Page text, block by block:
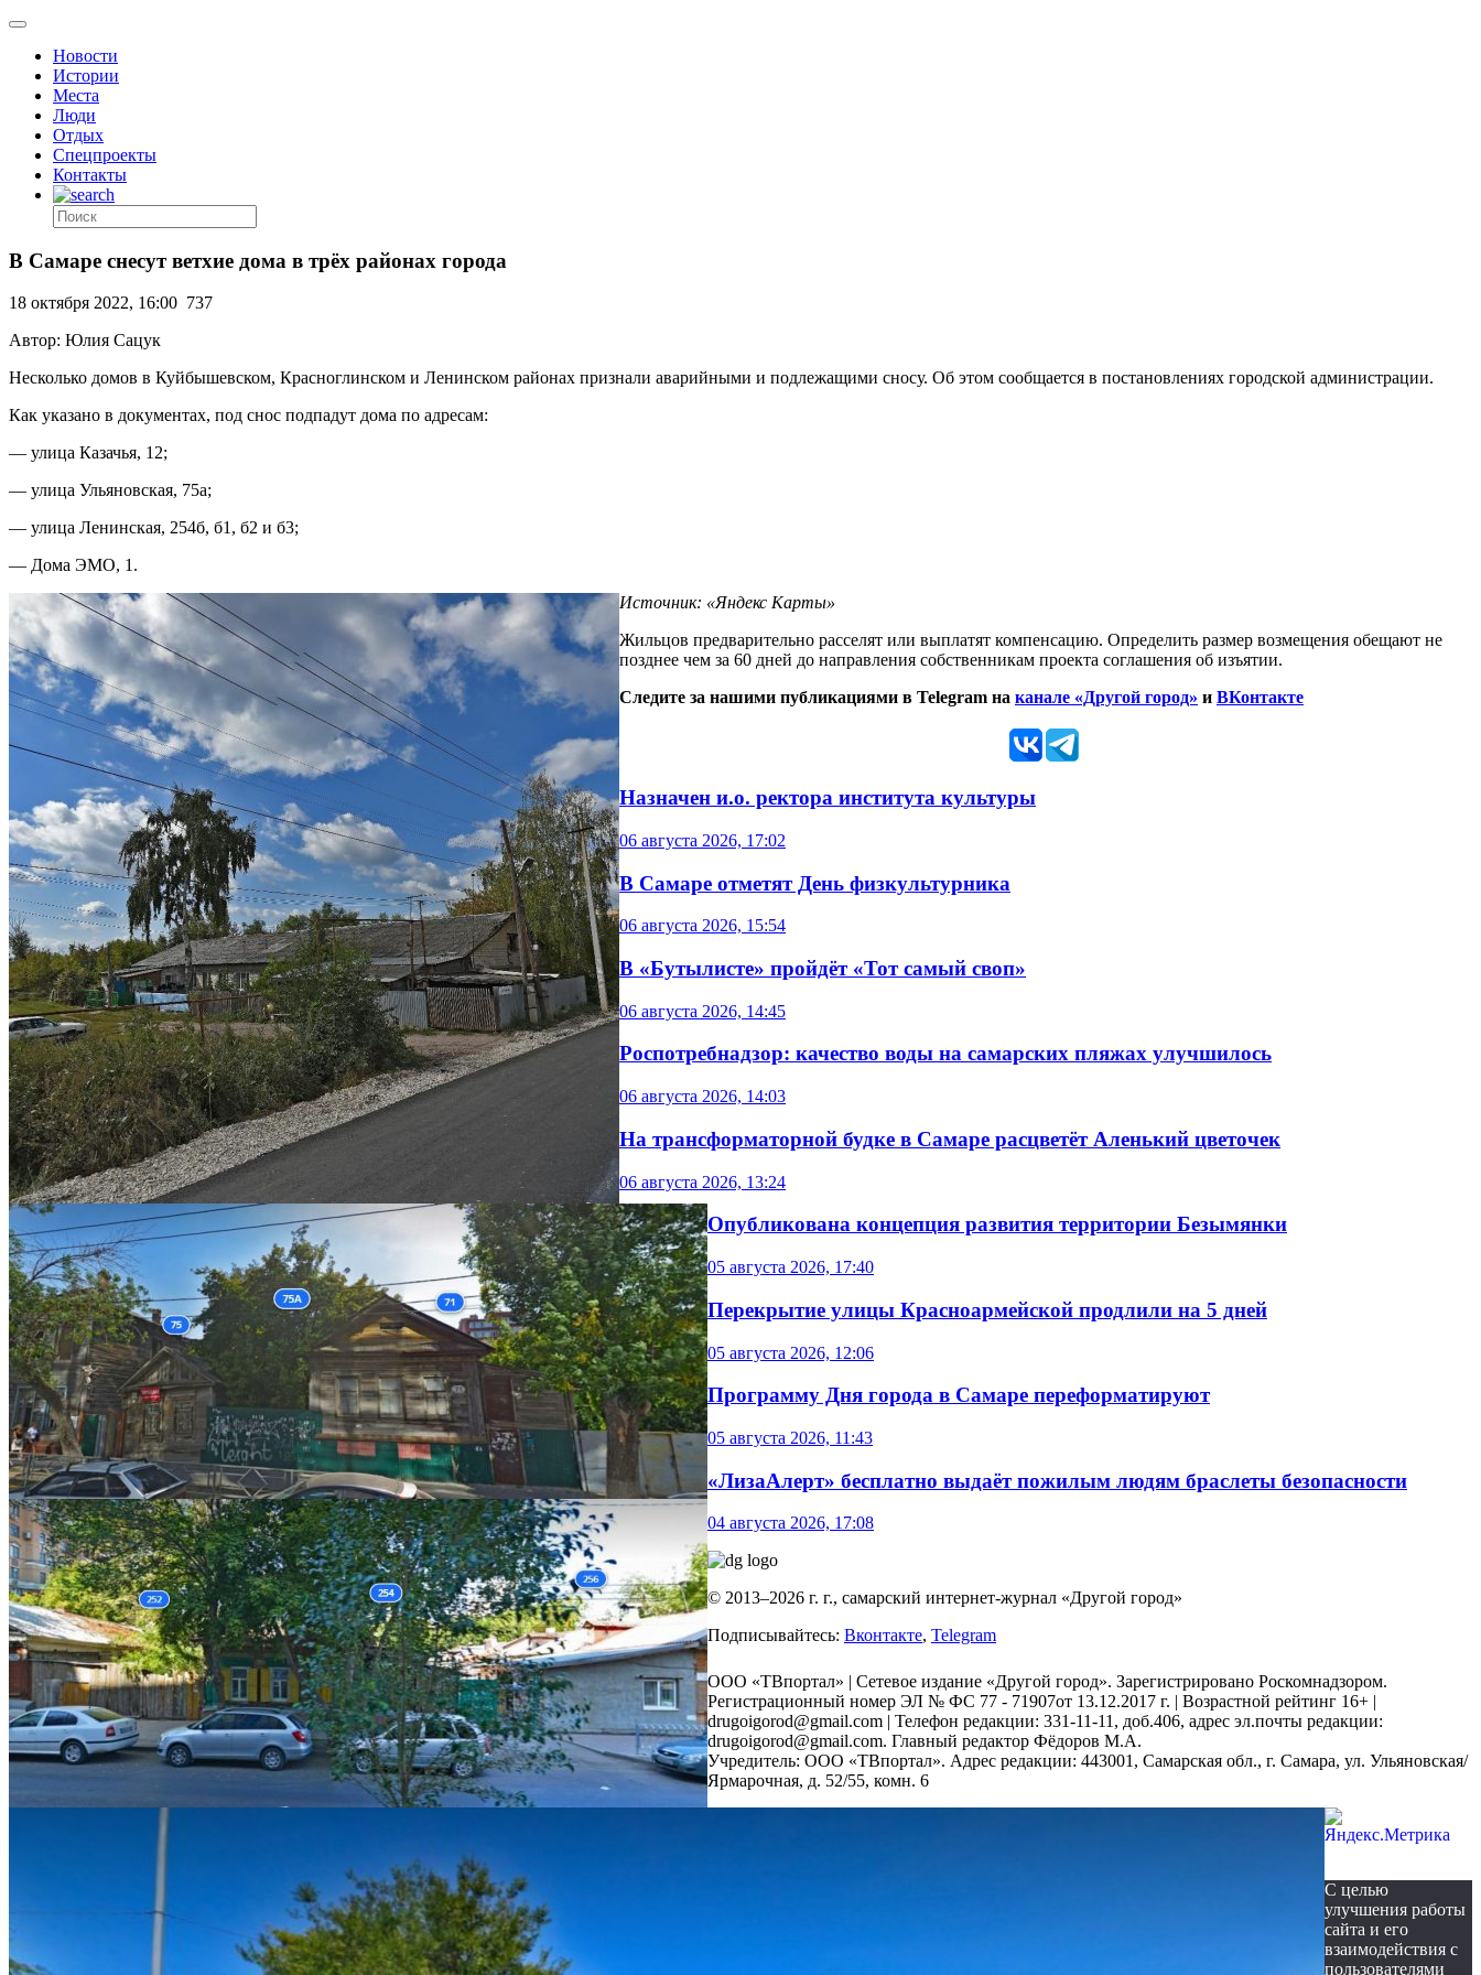
Новости
Истории
Места
Люди
Отдых
Спецпроекты
Контакты
В Самаре снесут ветхие дома в трёх районах города
18 октября 2022, 16:00 737
Автор: Юлия Сацук
Несколько домов в Куйбышевском, Красноглинском и Ленинском районах признали аварийными и подлежащими сносу. Об этом сообщается в постановлениях городской администрации.
Как указано в документах, под снос подпадут дома по адресам:
— улица Казачья, 12;
— улица Ульяновская, 75а;
— улица Ленинская, 254б, б1, б2 и б3;
— Дома ЭМО, 1.
Источник: «Яндекс Карты»
Жильцов предварительно расселят или выплатят компенсацию. Определить размер возмещения обещают не
позднее чем за 60 дней до направления собственникам проекта соглашения об изъятии.
Следите за нашими публикациями в Telegram на канале «Другой город» и ВКонтакте
Назначен и.о. ректора института культуры
06 августа 2026, 17:02
В Самаре отметят День физкультурника
06 августа 2026, 15:54
В «Бутылисте» пройдёт «Тот самый своп»
06 августа 2026, 14:45
Роспотребнадзор: качество воды на самарских пляжах улучшилось
06 августа 2026, 14:03
На трансформаторной будке в Самаре расцветёт Аленький цветочек
06 августа 2026, 13:24
Опубликована концепция развития территории Безымянки
05 августа 2026, 17:40
Перекрытие улицы Красноармейской продлили на 5 дней
05 августа 2026, 12:06
Программу Дня города в Самаре переформатируют
05 августа 2026, 11:43
«ЛизаАлерт» бесплатно выдаёт пожилым людям браслеты безопасности
04 августа 2026, 17:08
© 2013–2026 г. г., самарский интернет-журнал «Другой город»
Подписывайтесь: Вконтакте, Telegram
ООО «ТВпортал» | Сетевое издание «Другой город». Зарегистрировано Роскомнадзором.
Регистрационный номер ЭЛ № ФС 77 - 71907от 13.12.2017 г. | Возрастной рейтинг 16+ |
drugoigorod@gmail.com | Телефон редакции: 331-11-11, доб.406, адрес эл.почты редакции:
drugoigorod@gmail.com. Главный редактор Фёдоров М.А.
Учредитель: ООО «ТВпортал». Адрес редакции: 443001, Самарская обл., г. Самара, ул. Ульяновская/
Ярмарочная, д. 52/55, комн. 6
С целью
улучшения работы
сайта и его
взаимодействия с
пользователями